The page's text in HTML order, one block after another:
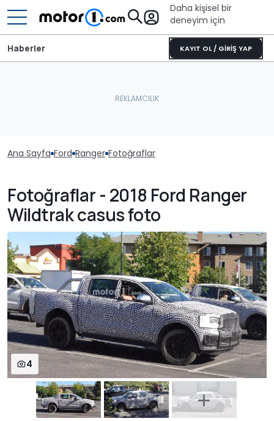
Daha kişisel bir
deneyim için
KAYIT OL / GİRİŞ YAP
Haberler
Ana Sayfa Ford Ranger Fotoğraflar
Fotoğraflar - 2018 Ford Ranger
Wildtrak casus foto
4